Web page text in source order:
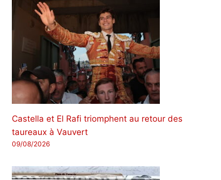
Castella et El Rafi triomphent au retour des
taureaux à Vauvert
09/08/2026